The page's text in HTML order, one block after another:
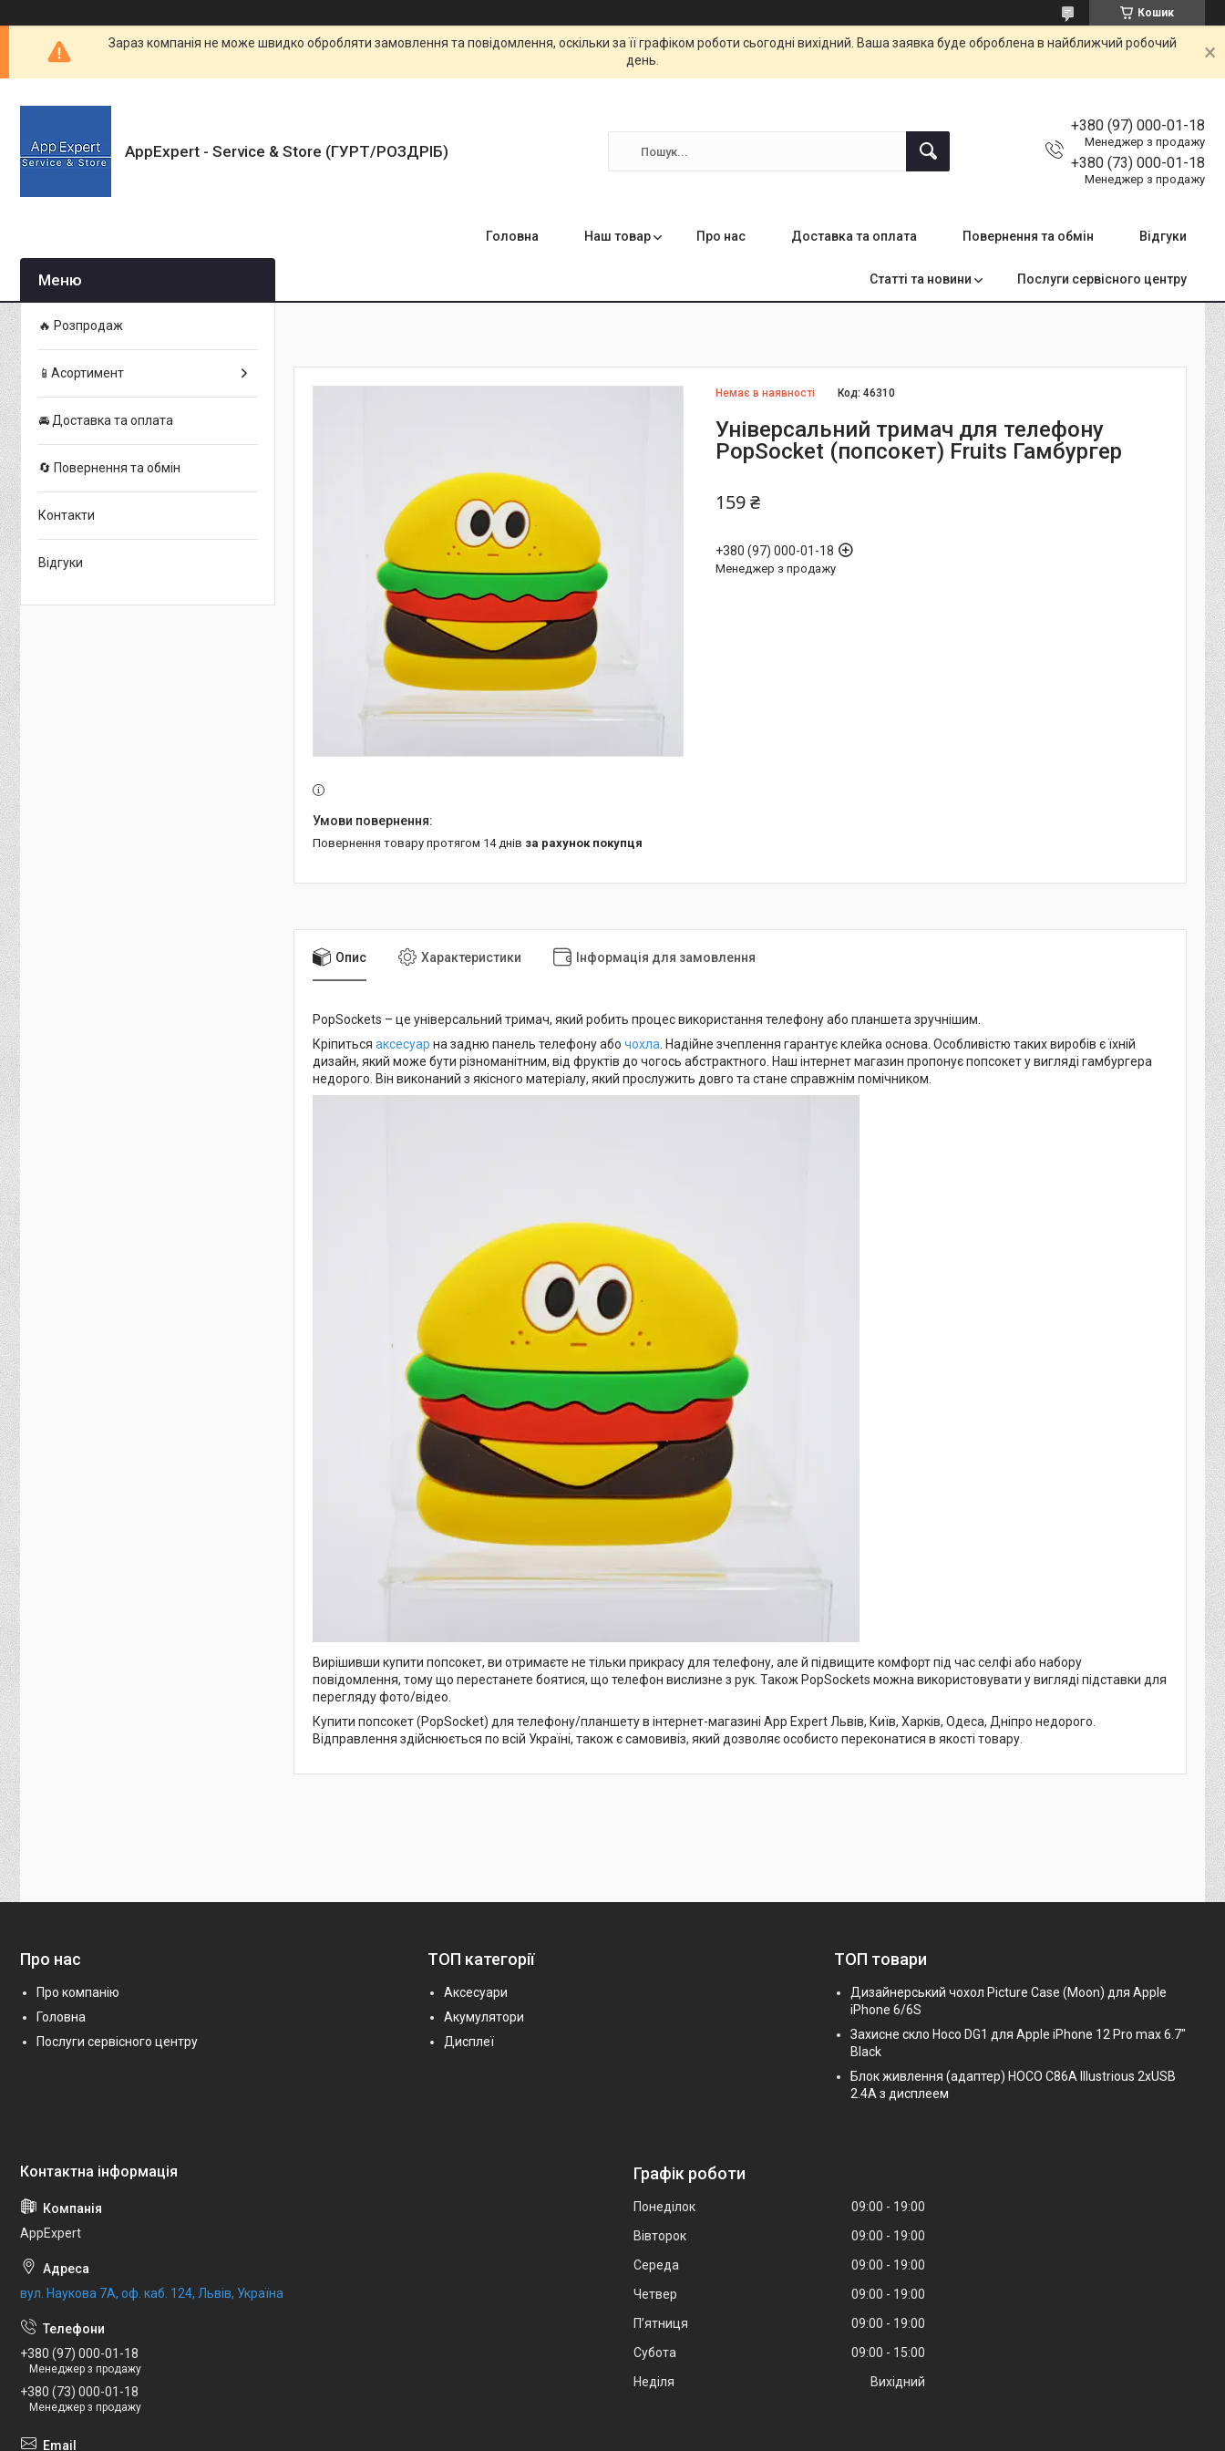
Кошик
Зараз компанія не може швидко обробляти замовлення та повідомлення, оскільки за її графіком роботи сьогодні вихідний. Ваша заявка буде оброблена в найближчий робочий
день.
AppExpert - Service & Store (ГУРТ/РОЗДРІБ)
+380 (97) 000-01-18
Менеджер з продажу
+380 (73) 000-01-18
Менеджер з продажу
Головна Наш товар Про нас Доставка та оплата Повернення та обмін Відгуки
Статті та новини Послуги сервісного центру
Немає в наявності Код:46310
Універсальний тримач для телефону
PopSocket (попсокет) Fruits Гамбургер
159 ₴
+380 (97) 000-01-18
Менеджер з продажу
повернення товару протягом 14 днів за рахунок покупця
Опис Характеристики Інформація для замовлення
PopSockets – це універсальний тримач, який робить процес використання телефону або планшета зручнішим.
Кріпиться аксесуар на задню панель телефону або чохла . Надійне зчеплення гарантує клейка основа. Особливістю таких виробів є їхній
дизайн, який може бути різноманітним, від фруктів до чогось абстрактного. Наш інтернет магазин пропонує попсокет у вигляді гамбургера
недорого. Він виконаний з якісного матеріалу, який прослужить довго та стане справжнім помічником.
Вирішивши купити попсокет, ви отримаєте не тільки прикрасу для телефону, але й підвищите комфорт під час селфі або набору
повідомлення, тому що перестанете боятися, що телефон вислизне з рук. Також PopSockets можна використовувати у вигляді підставки для
перегляду фото/відео.
Купити попсокет (PopSocket) для телефону/планшету в інтернет-магазині App Expert Львів, Київ, Харків, Одеса, Дніпро недорого.
Відправлення здійснюється по всій Україні, також є самовивіз, який дозволяє особисто переконатися в якості товару.
🔥 Розпродаж
📱Асортимент
🚘 Доставка та оплата
🔄 Повернення та обмін
Контакти
Відгуки
Про нас
Про компанію
Головна
Послуги сервісного центру
ТОП категорії
Аксесуари
Акумулятори
Дисплеї
ТОП товари
Дизайнерський чохол Picture Case (Moon) для Apple
iPhone 6/6S
Захисне скло Hoco DG1 для Apple iPhone 12 Pro max 6.7"
Black
Блок живлення (адаптер) HOCO C86A Illustrious 2xUSB
2.4A з дисплеем
AppExpert
вул. Наукова 7А, оф. каб. 124, Львів, Україна
+380 (97) 000-01-18
Менеджер з продажу
+380 (73) 000-01-18
Менеджер з продажу
Графік роботи
Понеділок 09:00
19:00
Вівторок
09:00
19:00
Середа
09:00
19:00
Четвер
09:00
19:00
Пʼятниця
09:00
19:00
Субота
09:00
15:00
Неділя
Вихідний